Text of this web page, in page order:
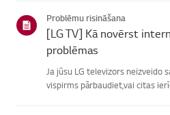
Problēmu risināšana
[LG TV] Kā novērst
problēmas
Ja jūsu LG televizors neizveido
vispirms pārbaudiet,vai citas